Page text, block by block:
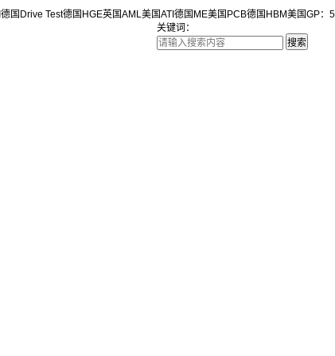
德国Drive Test德国HGE英国AML美国ATI 德国ME美国PCB德国HBM美国GP：
关键词：